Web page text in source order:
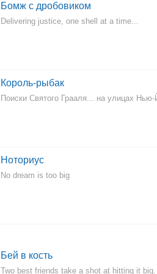
Бомж с дробовиком
Delivering justice, one shell at a time...
Король-рыбак
Поиски Святого Грааля... на улицах Нью-
Ноториус
No dream is too big
Бей в кость
Two best friends take a shot at hitting it big.